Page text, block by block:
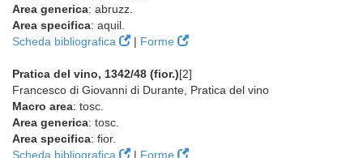
Area generica: abruzz.
Area specifica: aquil.
Scheda bibliografica
| Forme
Pratica del vino, 1342/48 (fior.)[2]
Francesco di Giovanni di Durante, Pratica del vino
Macro area: tosc.
Area generica: tosc.
Area specifica: fior.
Scheda bibliografica
| Forme